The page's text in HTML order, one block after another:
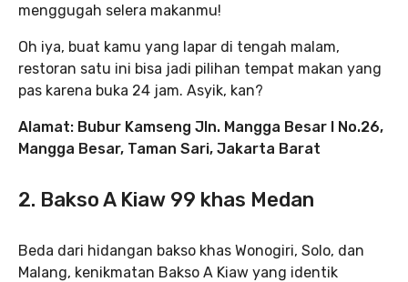
menggugah selera makanmu!
Oh iya, buat kamu yang lapar di tengah malam,
restoran satu ini bisa jadi pilihan tempat makan yang
pas karena buka 24 jam. Asyik, kan?
Alamat: Bubur Kamseng Jln. Mangga Besar I No.26,
Mangga Besar, Taman Sari, Jakarta Barat
2. Bakso A Kiaw 99 khas Medan
Beda dari hidangan bakso khas Wonogiri, Solo, dan
Malang, kenikmatan Bakso A Kiaw yang identik